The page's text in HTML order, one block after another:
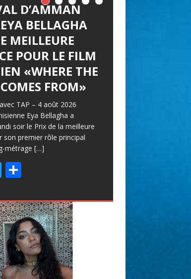
D’AMMAN
BELLAGHA
MEILLEURE
POUR LE FILM
«WHERE THE
FROM»
TAP – 4 août 2026
Eya Bellagha a
soir le Prix de la meilleure
son premier rôle principal
métrage […]
T
itt
er
P
ta
g
er